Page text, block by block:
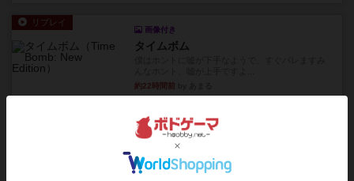
リプレイ
画像付き
タイムボム
約22時間前
画像付き
タイムボム
まず簡単で軽い！大人数で遊べる！それなのに小
箱！何より楽しい！！正体隠...